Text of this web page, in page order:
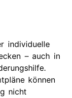
individuelle
– auch in
können
nicht